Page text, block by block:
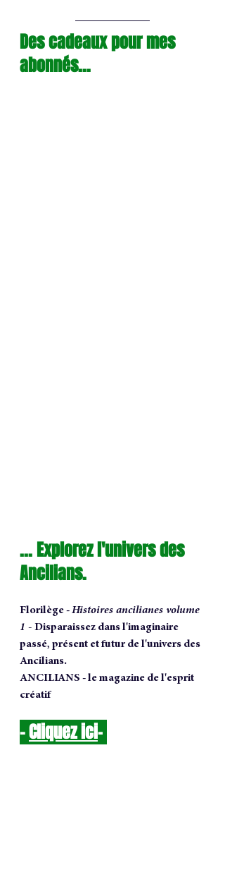
Des cadeaux pour mes
abonnés...
... Explorez l'univers des
Ancilians.
Florilège - Histoires ancilianes volume
1 - Disparaissez dans l'imaginaire
passé, présent et futur de l'univers des
Ancilians.
ANCILIANS - le magazine de l'esprit
créatif
- Cliquez ici-